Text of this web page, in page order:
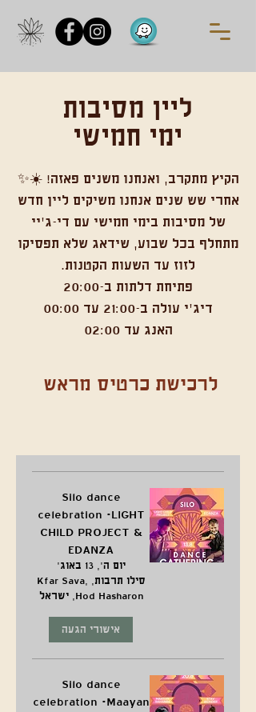
ליין מסיבות
ימי חמישי
הקיץ מתקרב, ואנחנו משנים פאזה! ☀️✨
אחרי שש שנים אנחנו משיקים ליין חדש
של מסיבות בימי חמישי עם די-ג'יי
מתחלף בכל שבוע, שידאג שלא תפסיקו
לזוז עד השעות הקטנות.
פתיחת דלתות ב-20:00
דיג׳י עולה ב-21:00 עד 00:00
האנג עד 02:00
לרכישת כרטיס מראש
Silo dance
celebration -LIGHT
CHILD PROJECT &
EDANZA
יום ה׳, 13 באוג׳
סילו תרבות, Kfar Sava,
Hod Hasharon, ישראל
אישורי הגעה
Silo dance
celebration -Maayan